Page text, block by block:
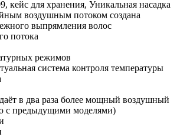
кейс для хранения, Уникальная насадка
воздушным потоком создана
выпрямления волос
потока
режимов
система контроля температуры
в два раза более мощный воздушный
с предыдущими моделями)